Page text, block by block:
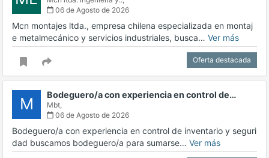
06 de Agosto de 2026
Mcn montajes ltda., empresa chilena especializada en montaj
e metalmecánico y servicios industriales, busca… Ver más
Oferta destacada
M Bodeguero/a con experiencia en control de…
Mbt,
06 de Agosto de 2026
Bodeguero/a con experiencia en control de inventario y seguri
dad buscamos bodeguero/a para sumarse… Ver más